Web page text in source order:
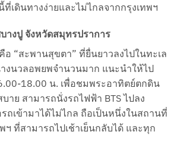
เดินทางง่ายและไม่ไกลจากกรุงเทพฯ
างปู จังหวัดสมุทรปราการ
อ “สะพานสุขตา” ที่ยื่นยาวลงไปในทะเล
งนวลอพยพจำนวนมาก แนะนำให้ไป
18.00 น. เพื่อชมพระอาทิตย์ตกดิน
าย สามารถนั่งรถไฟฟ้า BTS ไปลง
ถเข้ามาได้ไม่ไกล ถือเป็นหนึ่งในสถานที่
ฯ ที่สามารถไปเช้าเย็นกลับได้ และทุก